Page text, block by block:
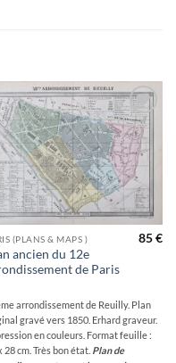
Ajouter
à la
wishlist
(PLANS & MAPS )
ancien du 12e
de Paris
85€
arrondissement de Reuilly. Plan
gravé vers 1850. Erhard graveur.
en couleurs. Format feuille :
28 cm. Très bon état. Plan de